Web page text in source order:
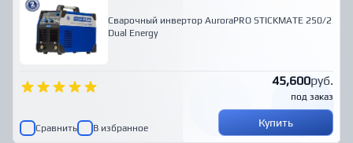
Сварочный инвертор AuroraPRO STICKMATE 250/2
Dual Energy
45,600руб.
под заказ
Сравнить В избранное Купить